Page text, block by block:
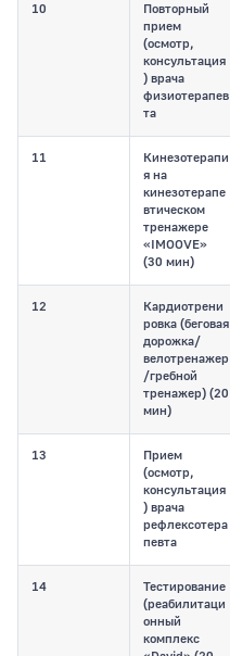
10
Повторный
прием
(осмотр,
консультация
) врача
физиотерапев
та
11
Кинезотерапи
я на
кинезотерапе
втическом
тренажере
«IMOOVE»
(30 мин)
12
Кардиотрени
ровка (беговая
дорожка/
велотренажер
/гребной
тренажер) (20
мин)
13
Прием
(осмотр,
консультация
) врача
рефлексотера
певта
14
Тестирование
(реабилитаци
онный
комплекс